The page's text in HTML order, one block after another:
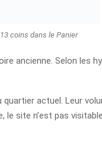
coins dans le Panier
ancienne. Selon les
quartier actuel. Leur
site n’est pas